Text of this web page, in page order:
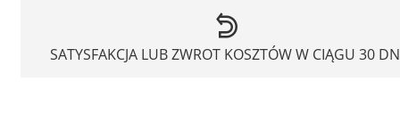
SATYSFAKCJA LUB ZWROT KOSZTÓW W CIĄGU 30